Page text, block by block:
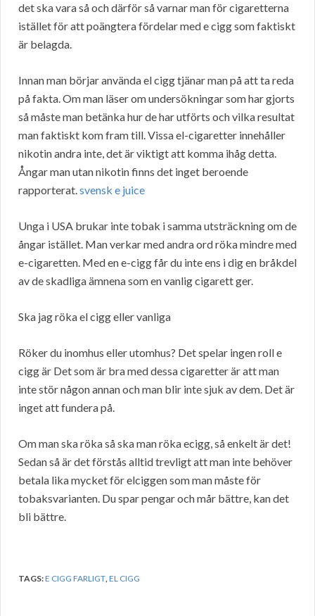
det ska vara så och därför så varnar man för cigaretterna
istället för att poängtera fördelar med e cigg som faktiskt
är belagda.
Innan man börjar använda el cigg tjänar man på att ta reda
på fakta. Om man läser om undersökningar som har gjorts
så måste man betänka hur de har utförts och vilka resultat
man faktiskt kom fram till. Vissa el-cigaretter innehåller
nikotin andra inte, det är viktigt att komma ihåg detta.
Ångar man utan nikotin finns det inget beroende
rapporterat.svensk e juice
Unga i USA brukar inte tobak i samma utsträckning om de
ångar istället. Man verkar med andra ord röka mindre med
e-cigaretten. Med en e-cigg får du inte ens i dig en bråkdel
av de skadliga ämnena som en vanlig cigarett ger.
Ska jag röka el cigg eller vanliga
Röker du inomhus eller utomhus? Det spelar ingen roll e
cigg är Det som är bra med dessa cigaretter är att man
inte stör någon annan och man blir inte sjuk av dem. Det är
inget att fundera på.
Om man ska röka så ska man röka ecigg, så enkelt är det!
Sedan så är det förstås alltid trevligt att man inte behöver
betala lika mycket för elciggen som man måste för
tobaksvarianten. Du spar pengar och mår bättre, kan det
bli bättre.
TAGS:E CIGG FARLIGT,EL CIGG